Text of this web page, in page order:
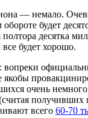
— немало.
будет
полтора десятка
будет хорошо.
вопреки
очень
получивших
всего 60-70